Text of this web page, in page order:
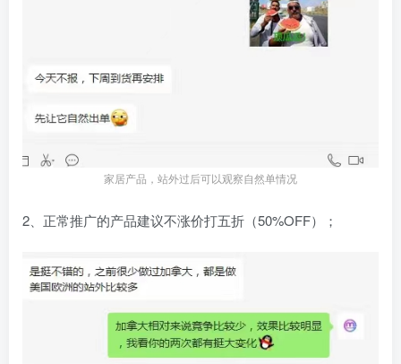
家居产品，站外过后可以观察自然单情况
2、正常推广的产品建议不涨价打五折（50%OFF）；